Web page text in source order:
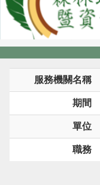
系所成員
系所成員
服務機關名稱
期間
單位
職務